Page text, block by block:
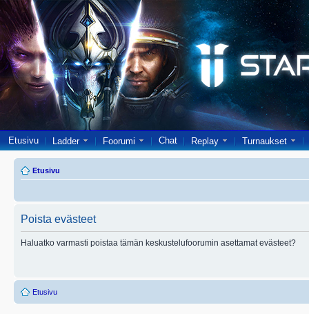
Etusivu Ladder Foorumi Chat Replay Turnaukset
Etusivu
Poista evästeet
Haluatko varmasti poistaa tämän keskustelufoorumin asettamat evästeet?
Etusivu